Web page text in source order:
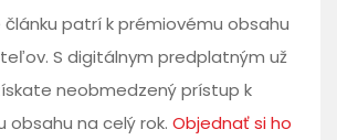
článku patrí k prémiovému obsahu
S digitálnym predplatným už
neobmedzený prístup k
obsahu na celý rok. Objednať si ho